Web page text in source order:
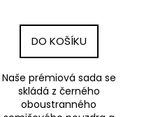
DO KOŠÍKU
Naše prémiová sada se
skládá z černého
oboustranného